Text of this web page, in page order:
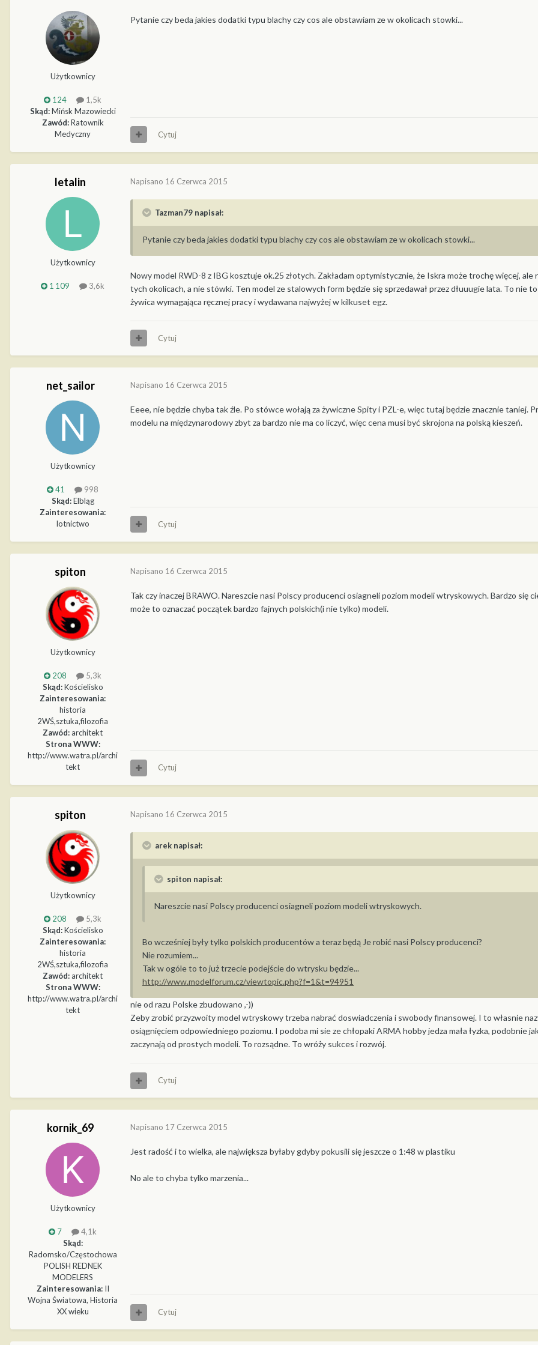
Użytkownicy
124
1,5k
Skąd:Mińsk Mazowiecki
Zawód:Ratownik
Medyczny
Pytanie czy beda jakies dodatki typu blachy czy cos ale obstawiam ze w okolicach stowki...
Cytuj
letalin
Użytkownicy
1 109 3,6k
Napisano 16 Czerwca 2015
Tazman79 napisał:
Pytanie czy beda jakies dodatki typu blachy czy cos ale obstawiam ze w okolicach stowki...
Nowy model RWD-8 z IBG kosztuje ok.25 złotych. Zakładam optymistycznie, że Iskra może trochę więcej, ale
tych okolicach, a nie stówki. Ten model ze stalowych form będzie się sprzedawał przez dłuuugie lata. To nie to
żywica wymagająca ręcznej pracy i wydawana najwyżej w kilkuset egz.
Cytuj
net_sailor
Użytkownicy
41
998
Skąd:Elbląg
Zainteresowania:
lotnictwo
Napisano 16 Czerwca 2015
Eeee, nie będzie chyba tak źle. Po stówce wołają za żywiczne Spity i PZL-e, więc tutaj będzie znacznie taniej.
modelu na międzynarodowy zbyt za bardzo nie ma co liczyć, więc cena musi być skrojona na polską kieszeń.
Cytuj
spiton
Użytkownicy
208
5,3k
Skąd:Kościelisko
Zainteresowania:
historia
2WŚ,sztuka,filozofia
Zawód:architekt
Strona WWW:
http://www.watra.pl/archi
tekt
Napisano 16 Czerwca 2015
Tak czy inaczej BRAWO. Nareszcie nasi Polscy producenci osiagneli poziom modeli wtryskowych. Bardzo się
może to oznaczać początek bardzo fajnych polskich(i nie tylko) modeli.
Cytuj
spiton
Użytkownicy
208
5,3k
Skąd:Kościelisko
Zainteresowania:
historia
2WŚ,sztuka,filozofia
Zawód:architekt
Strona WWW:
http://www.watra.pl/archi
tekt
Napisano 16 Czerwca 2015
arek napisał:
spiton napisał:
Nareszcie nasi Polscy producenci osiagneli poziom modeli wtryskowych.
Bo wcześniej były tylko polskich producentów a teraz będą Je robić nasi Polscy producenci?
Nie rozumiem...
Tak w ogóle to to już trzecie podejście do wtrysku będzie...
http://www.modelforum.cz/viewtopic.php?f=1&t=94951
nie od razu Polske zbudowano ,-))
Zeby zrobić przyzwoity model wtryskowy trzeba nabrać doswiadczenia i swobody finansowej. I to własnie
osiągnięciem odpowiedniego poziomu. I podoba mi sie ze chłopaki ARMA hobby jedza mała łyzka, podobnie
zaczynają od prostych modeli. To rozsądne. To wróży sukces i rozwój.
Cytuj
kornik_69
Użytkownicy
7
4,1k
Skąd:
Radomsko/Częstochowa
POLISH REDNEK
MODELERS
Zainteresowania:II
Wojna Światowa, Historia
XX wieku
Napisano 17 Czerwca 2015
Jest radość i to wielka, ale największa byłaby gdyby pokusili się jeszcze o 1:48 w plastiku
No ale to chyba tylko marzenia...
Cytuj